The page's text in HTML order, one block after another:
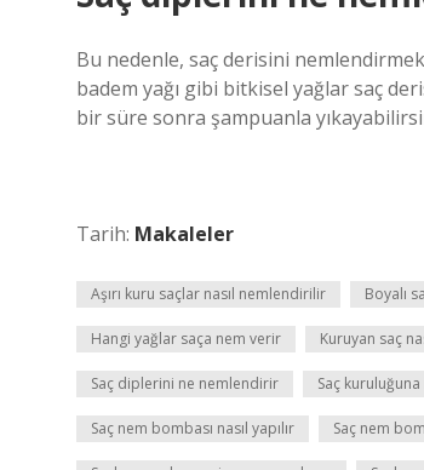
Bu nedenle, saç derisini
badem yağı gibi bitkisel yağlar saç
bir süre sonra şampuanla
Tarih: Makaleler
Aşırı kuru saçlar nasıl nemlendirilir Boyalı
Hangi yağlar saça nem verir Kuruyan saç
Saç diplerini ne nemlendirir Saç
Saç nem bombası nasıl yapılır Saç nem